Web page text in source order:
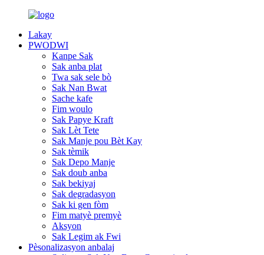
Lakay
PWODWI
Kanpe Sak
Sak anba plat
Twa sak sele bò
Sak Nan Bwat
Sache kafe
Fim woulo
Sak Papye Kraft
Sak Lèt Tete
Sak Manje pou Bèt Kay
Sak tèmik
Sak Depo Manje
Sak doub anba
Sak bekiyaj
Sak degradasyon
Sak ki gen fòm
Fim matyè premyè
Aksyon
Sak Legim ak Fwi
Pèsonalizasyon anbalaj